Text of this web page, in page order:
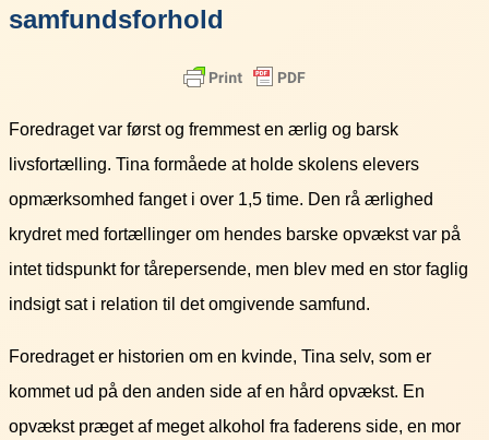
samfundsforhold
Foredraget var først og fremmest en ærlig og barsk
livsfortælling. Tina formåede at holde skolens elevers
opmærksomhed fanget i over 1,5 time. Den rå ærlighed
krydret med fortællinger om hendes barske opvækst var på
intet tidspunkt for tårepersende, men blev med en stor faglig
indsigt sat i relation til det omgivende samfund.
Foredraget er historien om en kvinde, Tina selv, som er
kommet ud på den anden side af en hård opvækst. En
opvækst præget af meget alkohol fra faderens side, en mor